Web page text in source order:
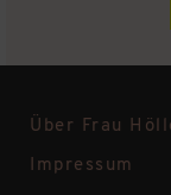
Über Frau
Impressum